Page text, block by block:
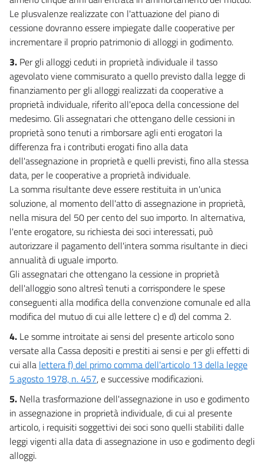
Le plusvalenze realizzate con l'attuazione del piano di
cessione dovranno essere impiegate dalle cooperative per
incrementare il proprio patrimonio di alloggi in godimento.
3. Per gli alloggi ceduti in proprietà individuale il tasso
agevolato viene commisurato a quello previsto dalla legge di
finanziamento per gli alloggi realizzati da cooperative a
proprietà individuale, riferito all'epoca della concessione del
medesimo. Gli assegnatari che ottengano delle cessioni in
proprietà sono tenuti a rimborsare agli enti erogatori la
differenza fra i contributi erogati fino alla data
dell'assegnazione in proprietà e quelli previsti, fino alla stessa
data, per le cooperative a proprietà individuale.
La somma risultante deve essere restituita in un'unica
soluzione, al momento dell'atto di assegnazione in proprietà,
nella misura del 50 per cento del suo importo. In alternativa,
l'ente erogatore, su richiesta dei soci interessati, può
autorizzare il pagamento dell'intera somma risultante in dieci
annualità di uguale importo.
Gli assegnatari che ottengano la cessione in proprietà
dell'alloggio sono altresì tenuti a corrispondere le spese
conseguenti alla modifica della convenzione comunale ed alla
modifica del mutuo di cui alle lettere c) e d) del comma 2.
4. Le somme introitate ai sensi del presente articolo sono
versate alla Cassa depositi e prestiti ai sensi e per gli effetti di
cui alla lettera f) del primo comma dell'articolo 13 della legge
5 agosto 1978, n. 457, e successive modificazioni.
5. Nella trasformazione dell'assegnazione in uso e godimento
in assegnazione in proprietà individuale, di cui al presente
articolo, i requisiti soggettivi dei soci sono quelli stabiliti dalle
leggi vigenti alla data di assegnazione in uso e godimento degli
alloggi.